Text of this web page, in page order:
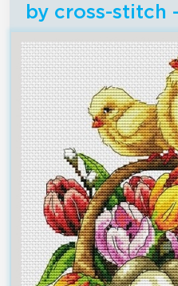
by cross-stitch